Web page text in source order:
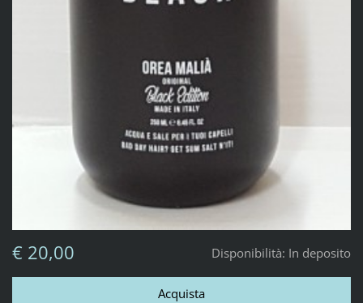
Disponibilità: In deposito
€ 20,00